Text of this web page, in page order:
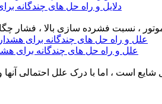
دلایل و راه حل های چندگانه
، نسبت فشرده سازی بالا ، فشار
علل و راه حل های چندگانه برای
است ، اما با درک علل احتمالی آنها